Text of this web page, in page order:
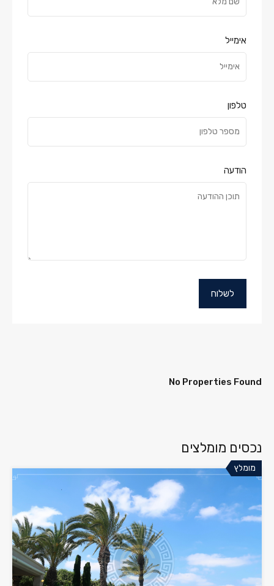
אימייל
טלפון
הודעה
No Properties Found
נכסים מומלצים
מומלץ